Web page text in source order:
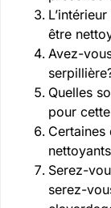
être
Avez-
Quelles
pour
Serez-
serez-